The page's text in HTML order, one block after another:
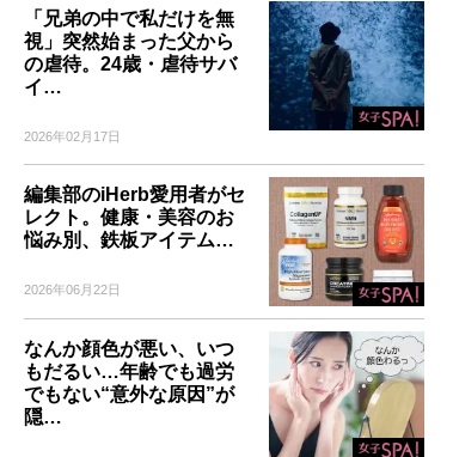
「兄弟の中で私だけを無
視」突然始まった父から
の虐待。24歳・虐待サバ
イ…
2026年02月17日
編集部のiHerb愛用者がセ
レクト。健康・美容のお
悩み別、鉄板アイテム…
2026年06月22日
なんか顔色が悪い、いつ
もだるい…年齢でも過労
でもない“意外な原因”が
隠…